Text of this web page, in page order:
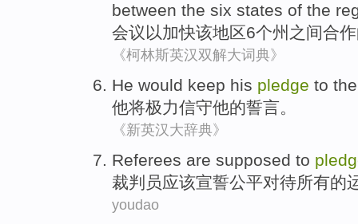
between the six states of the
会议 以加快该地区6个州 之间合作
《柯林斯英汉双解大词典》
He would keep his pledge to
他将极力信守他的誓言。
《新英汉大辞典》
Referees are supposed to
裁判员应该宣誓公平对待所有的
youdao